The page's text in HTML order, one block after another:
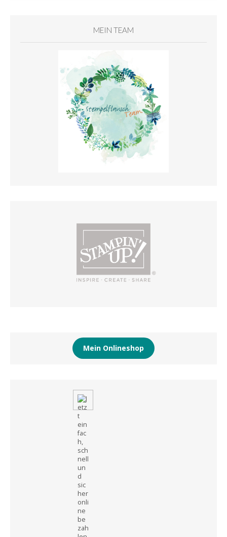
MEIN TEAM
Mein Onlineshop